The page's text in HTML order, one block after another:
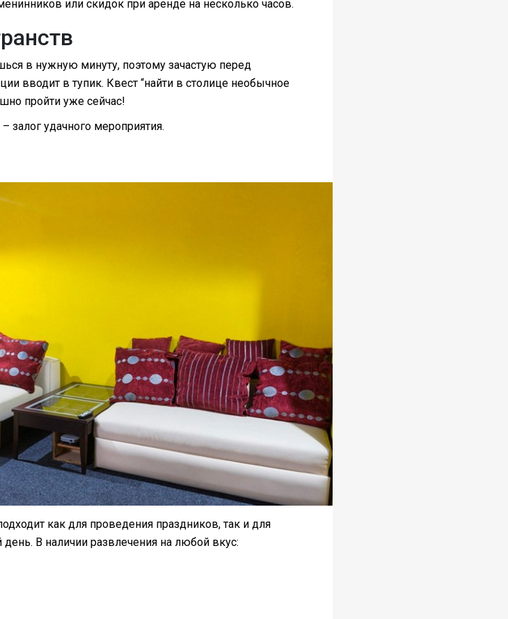
или скидок при аренде на несколько часов.
в нужную минуту, поэтому зачастую перед
вводит в тупик. Квест “найти в столице необычное
пройти уже сейчас!
– залог удачного мероприятия.
как для проведения праздников, так и для
В наличии развлечения на любой вкус: